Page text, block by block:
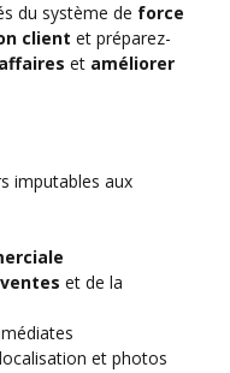
du système de force
client et préparez-
et améliorer
imputables aux
ventes et de la
et photos